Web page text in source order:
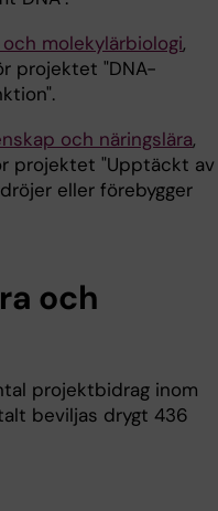
molekylärbiologi,
projektet "DNA-
och näringslära,
projektet "Upptäckt av
eller förebygger
och
projektbidrag inom
beviljas drygt 436